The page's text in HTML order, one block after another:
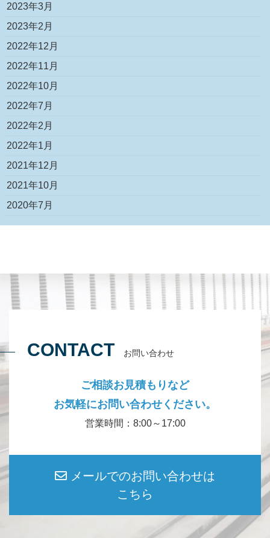
2023年3月
2023年2月
2022年12月
2022年11月
2022年10月
2022年7月
2022年2月
2022年1月
2021年12月
2021年10月
2020年7月
CONTACT お問い合わせ
ご相談お見積もりなど
お気軽にお問い合わせください。
営業時間：8:00～17:00
メールでのお問い合わせは
こちら